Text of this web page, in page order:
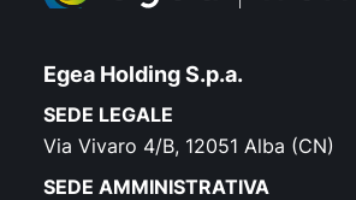
Egea Holding S.p.a.
SEDE LEGALE
Via Vivaro 4/B, 12051 Alba (CN)
SEDE AMMINISTRATIVA